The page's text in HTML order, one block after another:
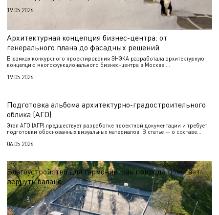
О впечатлениях от архитектуры и уникальных инженерных решениях — в
материале.
19.05.2026
Архитектурная концепция бизнес-центра: от
генерального плана до фасадных решений
В рамках конкурсного проектирования ЭНЭКА разработала архитектурную
концепцию многофункционального бизнес-центра в Москве,
мегаполиса.
19.05.2026
Подготовка альбома архитектурно-градостроительного
облика (АГО)
Этап АГО (АГР) предшествует разработке проектной документации и требует
подготовки обоснованных визуальных материалов. В статье — о составе
06.05.2026
Благоустройство для гармонии: как природа помогает
вернуть баланс
Узнайте, как современные природные пространства помогают снизить
уровень стресса, укрепить социальные связи и наслаждаться активным
отдыхом круглый год.
01.04.2026